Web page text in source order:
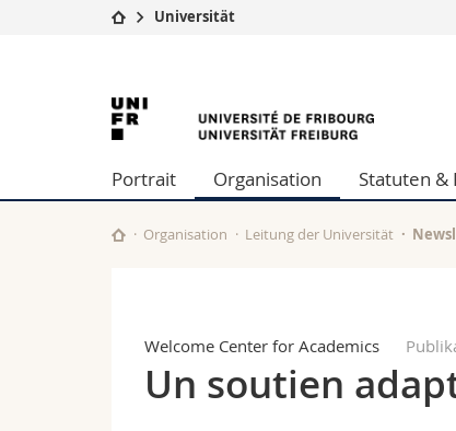
Studium
Campus
Universität
Weiterbildung
Fak. für
Math.-
Universität
Universität
Freiburg
Portrait Organisation Statuten &
Organisation Leitung der Universität
Welcome Center for Academics
Un soutien